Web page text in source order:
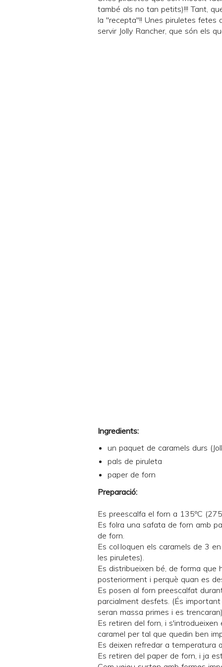
també als no tan petits)!!! Tant,
la "recepta"!! Unes piruletes fetes
servir Jolly Rancher, que són els
Ingredients:
un paquet de caramels durs (
pals de piruleta
paper de forn
Preparació:
Es preescalfa el forn a 135ºC
Es folra una safata de forn amb
de forn.
Es col·loquen els caramels de 3
les piruletes).
Es distribueixen bé, de forma
posteriorment i perquè quan es
Es posen al forn preescalfat
parcialment desfets. (És
seran massa primes i es
Es retiren del forn, i
caramel per tal que quedin ben
Es deixen refredar a temperatura
Es retiren del paper de forn, i ja